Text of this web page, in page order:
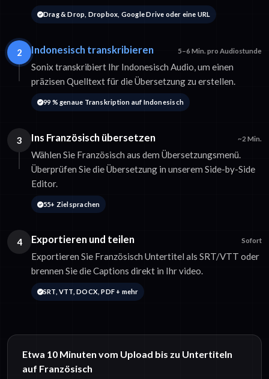
Drag & Drop, Dropbox, Google Drive oder eine URL
2 Indonesisch transkribieren 5–6 Min. pro Audiostunde
Sonix transkribiert Ihr Indonesisch Audio, um einen
präzisen Quelltext für die Übersetzung zu erstellen.
99 % genaue Transkription auf Indonesisch
3 Ins Französisch übersetzen ~2 Min.
Wählen Sie Französisch aus dem Übersetzungsmenü.
Überprüfen Sie die Übersetzung in unserem Side-by-Side
Editor.
55+ Zielsprachen
4 Exportieren und teilen Sofort
Exportieren Sie Französisch Untertitel als SRT/VTT oder
brennen Sie die Captions direkt in Ihr video.
SRT, VTT, DOCX, PDF + mehr
Etwa 10 Minuten vom Upload bis zu Untertiteln
auf Französisch